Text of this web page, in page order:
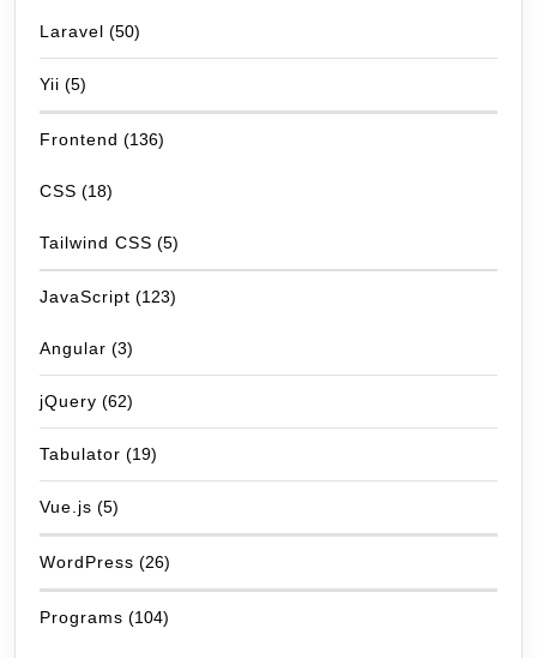
Laravel (50)
Yii (5)
Frontend (136)
CSS (18)
Tailwind CSS (5)
JavaScript (123)
Angular (3)
jQuery (62)
Tabulator (19)
Vue.js (5)
WordPress (26)
Programs (104)